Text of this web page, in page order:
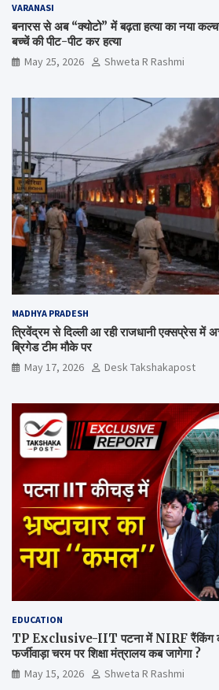
VARANASI
बनारस से अब “क्योटो” में बढ़ता हत्या का नया
बच्चें की पीट-पीट कर हत्या
May 25, 2026 Shweta R Rashmi
MADHYA PRADESH
त्रिवेंद्रम से दिल्ली आ रही राजधानी एक्सप्रेस में
ब्रिगेड टीम मौके पर
May 17, 2026 Desk Takshakapost
EDUCATION
TP Exclusive-IIT पटना में NIRF रैंकिंग
फर्जीवाड़ा चरम पर शिक्षा मंत्रालय कब जागेगा ?
May 15, 2026 Shweta R Rashmi